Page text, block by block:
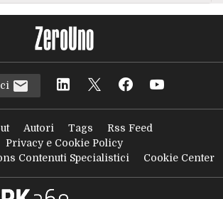
Autori Tags
Rss Feed
Privacy e Cookie Policy
Contenuti Specialistici
Cookie Center